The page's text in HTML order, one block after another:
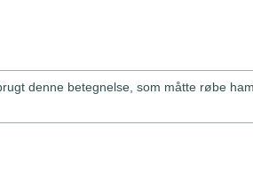
denne betegnelse, som måtte røbe